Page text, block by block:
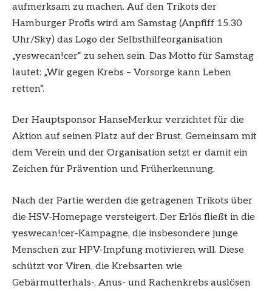
aufmerksam zu machen. Auf den Trikots der
Hamburger Profis wird am Samstag (Anpfiff 15.30
Uhr/Sky) das Logo der Selbsthilfeorganisation
„yeswecan!cer“ zu sehen sein. Das Motto für Samstag
lautet: „Wir gegen Krebs – Vorsorge kann Leben
retten“.
Der Hauptsponsor HanseMerkur verzichtet für die
Aktion auf seinen Platz auf der Brust. Gemeinsam mit
dem Verein und der Organisation setzt er damit ein
Zeichen für Prävention und Früherkennung.
Nach der Partie werden die getragenen Trikots über
die HSV-Homepage versteigert. Der Erlös fließt in die
yeswecan!cer-Kampagne, die insbesondere junge
Menschen zur HPV-Impfung motivieren will. Diese
schützt vor Viren, die Krebsarten wie
Gebärmutterhals-, Anus- und Rachenkrebs auslösen